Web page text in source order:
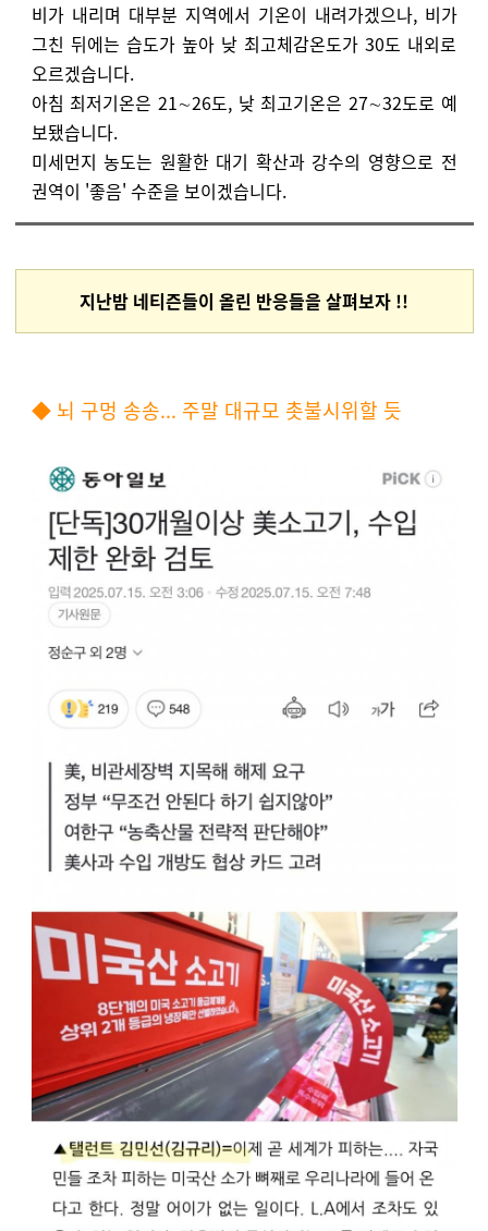
비가 내리며 대부분 지역에서 기온이 내려가겠으나, 비가
그친 뒤에는 습도가 높아 낮 최고체감온도가 30도 내외로
오르겠습니다.
아침 최저기온은 21∼26도, 낮 최고기온은 27∼32도로 예
보됐습니다.
미세먼지 농도는 원활한 대기 확산과 강수의 영향으로 전
권역이 '좋음' 수준을 보이겠습니다.
지난밤 네티즌들이 올린 반응들을 살펴보자 !!
◆ 뇌 구멍 송송... 주말 대규모 촛불시위할 듯